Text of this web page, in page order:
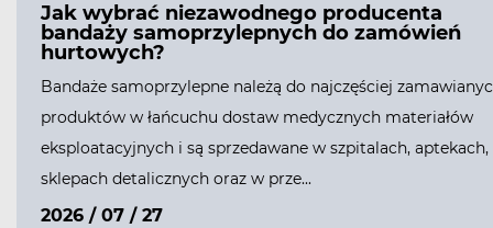
Jak wybrać niezawodnego producenta
bandaży samoprzylepnych do zamówień
hurtowych?
Bandaże samoprzylepne należą do najczęściej
produktów w łańcuchu dostaw medycznych materiałów
eksploatacyjnych i są sprzedawane w szpitalach, aptekach,
sklepach detalicznych oraz w prze...
2026 / 07 / 27